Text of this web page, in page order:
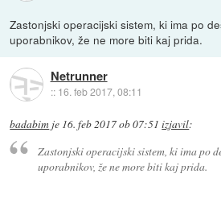
Zastonjski operacijski sistem, ki ima po
uporabnikov, že ne more biti kaj prida.
Netrunner
:: 16. feb 2017, 08:11
badabim je 16. feb 2017 ob 07:51 izjavil:
Zastonjski operacijski sistem, ki ima po
uporabnikov, že ne more biti kaj prida.